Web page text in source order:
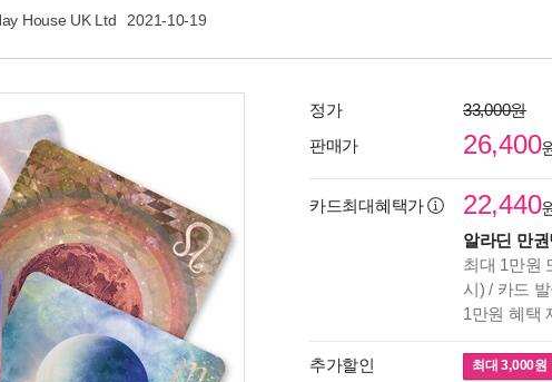
House UK Ltd 2021-10-19
정가
33,000원
판매가
26,400
카드최대혜택가 22,440
알라딘 만
최대 1만원
시) / 카드
1만원 혜택
추가할인 최대3,000원